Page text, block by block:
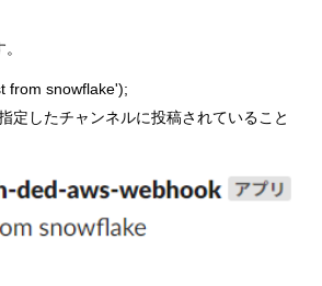
from snowflake');
定したチャンネルに投稿されていること